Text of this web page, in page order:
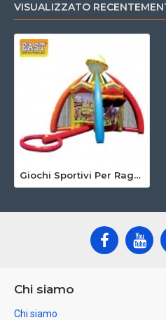
VISUALIZZATO
Giochi Sportivi Per Ragazzi
Chi siamo
Chi siamo